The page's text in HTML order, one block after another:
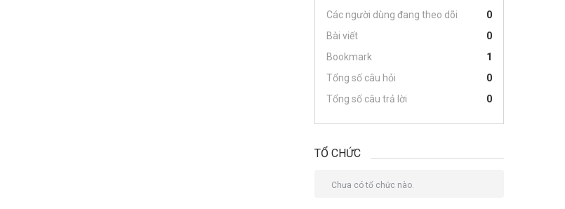
Các người dùng đang theo dõi
0
Bài viết
0
Bookmark
1
Tổng số câu hỏi
0
Tổng số câu trả lời
0
TỔ CHỨC
Chưa có tổ chức nào.